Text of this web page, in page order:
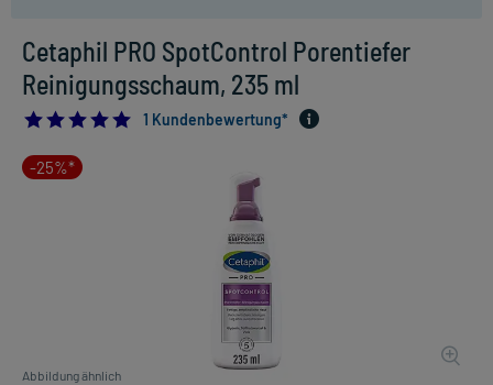
Cetaphil PRO SpotControl Porentiefer
Reinigungsschaum, 235 ml
5.01 Kundenbewertung*
-25%*
Abbildung ähnlich